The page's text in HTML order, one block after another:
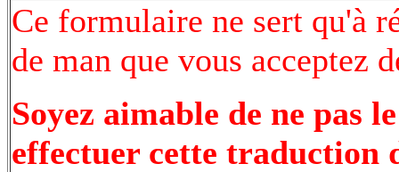
Ce formulaire ne sert qu'à
de man que vous acceptez
Soyez aimable de ne pas
effectuer cette traduction